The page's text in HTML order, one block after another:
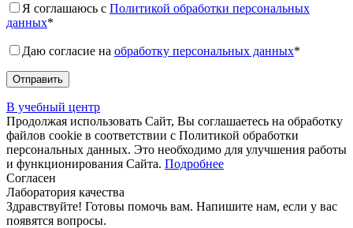
Я соглашаюсь с Политикой обработки персональных
данных*
Даю согласие на обработку персональных данных*
В учебный центр
Продолжая использовать Сайт, Вы соглашаетесь на обработку
файлов cookie в соответствии с Политикой обработки
персональных данных. Это необходимо для улучшения работы
и функционирования Сайта. Подробнее
Согласен
Лаборатория качества
Здравствуйте! Готовы помочь вам. Напишите нам, если у вас
появятся вопросы.